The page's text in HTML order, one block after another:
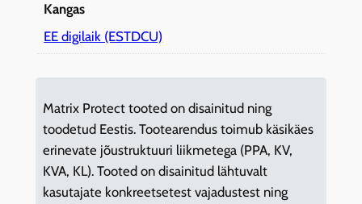
Kangas
EE digilaik (ESTDCU)
Matrix Protect tooted on disainitud ning
toodetud Eestis. Tootearendus toimub käsikäes
erinevate jõustruktuuri liikmetega (PPA, KV,
KVA, KL). Tooted on disainitud lähtuvalt
kasutajate konkreetsetest vajadustest ning